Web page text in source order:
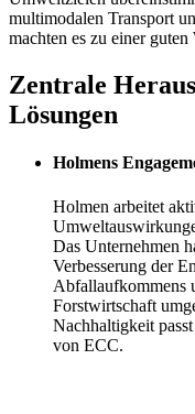
multimodalen Transport
machten es zu einer guten
Zentrale
Lösungen
Holmens
Holmen arbeitet
Das Unternehmen
Verbesserung der
Abfallaufkommens
Forstwirtschaft
Nachhaltigkeit
von ECC.